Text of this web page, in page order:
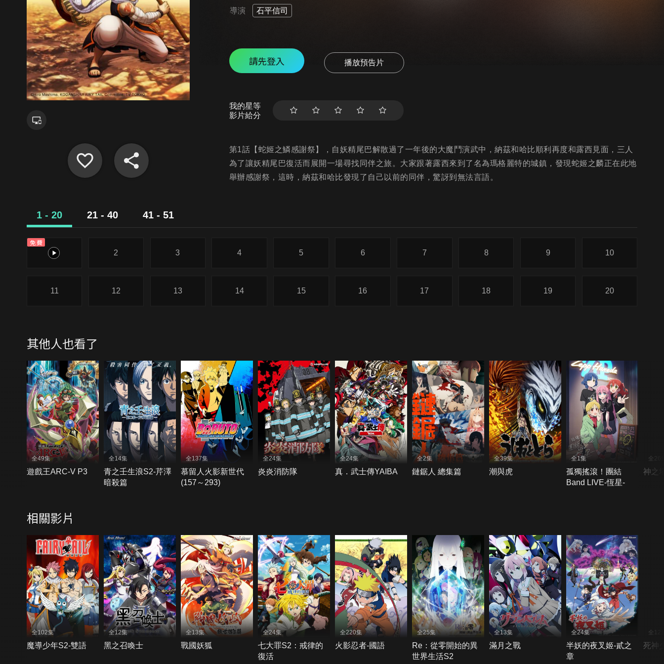
導演 石平信司
請先登入 播放預告片
我的星等
影片給分
第1話【蛇姬之鱗感謝祭】，自妖精尾巴解散過了一年後的大魔鬥演武中，納茲和哈比順利再度和露西見面，三人
為了讓妖精尾巴復活而展開一場尋找同伴之旅。大家跟著露西來到了名為瑪格麗特的城鎮，發現蛇姬之麟正在此地
舉辦感謝祭，這時，納茲和哈比發現了自己以前的同伴，驚訝到無法言語。
1 - 20 21 - 40 41 - 51
免費
1
2 3 4 5 6 7 8 9 10
11 12 13 14 15 16 17 18 19 20
其他人也看了
全49集
遊戲王ARC-V P3
全14集
青之壬生浪S2-芹澤
暗殺篇
全137集
慕留人火影新世代
(157～293)
全24集
炎炎消防隊
全24集
真．武士傳YAIBA
全2集
鏈鋸人 總集篇
全39集
潮與虎
全1集
孤獨搖滾！團結
Band LIVE-恆星-
全26
神之
相關影片
全102集
魔導少年S2-雙語
全12集
黑之召喚士
全13集
戰國妖狐
全24集
七大罪S2：戒律的
復活
全220集
火影忍者-國語
全25集
Re：從零開始的異
世界生活S2
全13集
滿月之戰
全24集
半妖的夜叉姬-貳之
章
全12
死神